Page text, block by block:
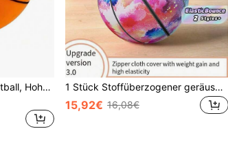
7,1 Zoll TPU Stiller Basketball, Hoher Rückprall Leises Design, Verschleißfest und langanhaltend, Interaktive Nutzung für Zuhause, Tragbare Aufbewahrung Familienunterhaltung und Schusstraining Ball
1 Stück Stoffüberzogener geräuschloser Basketball, schaumstoffgepolterter geräuschfreier Ball für Innenräume, nicht störend
15,92€ 16,08€